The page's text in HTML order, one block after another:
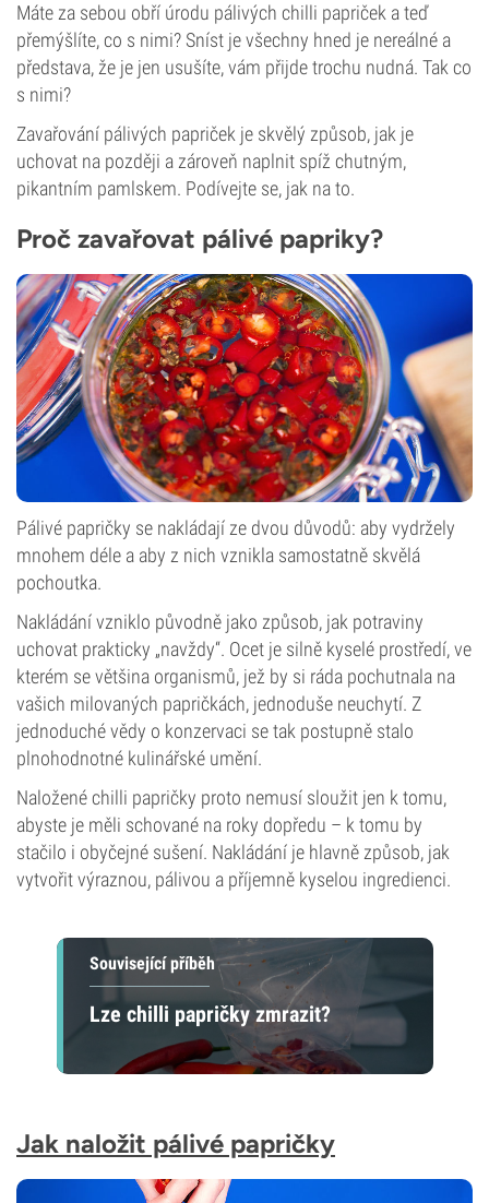
Máte za sebou obří úrodu pálivých chilli papriček a teď
přemýšlíte, co s nimi? Sníst je všechny hned je nereálné a
představa, že je jen usušíte, vám přijde trochu nudná. Tak co
s nimi?
Zavařování pálivých papriček je skvělý způsob, jak je
uchovat na později a zároveň naplnit spíž chutným,
pikantním pamlskem. Podívejte se, jak na to.
Proč zavařovat pálivé papriky?
Pálivé papričky se nakládají ze dvou důvodů: aby vydržely
mnohem déle a aby z nich vznikla samostatně skvělá
pochoutka.
Nakládání vzniklo původně jako způsob, jak potraviny
uchovat prakticky „navždy“. Ocet je silně kyselé prostředí, ve
kterém se většina organismů, jež by si ráda pochutnala na
vašich milovaných papričkách, jednoduše neuchytí. Z
jednoduché vědy o konzervaci se tak postupně stalo
plnohodnotné kulinářské umění.
Naložené chilli papričky proto nemusí sloužit jen k tomu,
abyste je měli schované na roky dopředu – k tomu by
stačilo i obyčejné sušení. Nakládání je hlavně způsob, jak
vytvořit výraznou, pálivou a příjemně kyselou ingredienci.
Související příběh
Lze chilli papričky zmrazit?
Jak naložit pálivé papričky